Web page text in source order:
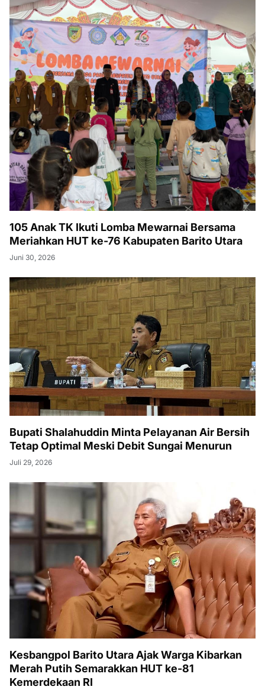
105 Anak TK Ikuti Lomba Mewarnai Bersama
Meriahkan HUT ke-76 Kabupaten Barito Utara
Juni 30, 2026
Bupati Shalahuddin Minta Pelayanan Air Bersih
Tetap Optimal Meski Debit Sungai Menurun
Juli 29, 2026
Kesbangpol Barito Utara Ajak Warga Kibarkan
Merah Putih Semarakkan HUT ke-81
Kemerdekaan RI